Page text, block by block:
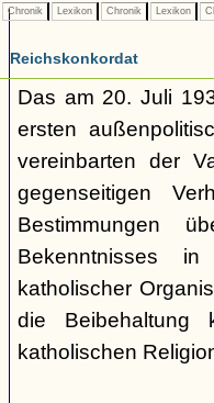
Chronik Lexikon Chronik Lexikon
Reichskonkordat
Das am 20. Juli
ersten
vereinbarten der
gegenseitigen
Bestimmungen
Bekenntnisses
katholischer
die Beibehaltung
katholischen